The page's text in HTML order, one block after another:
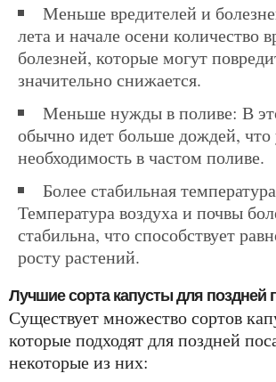
Меньше вредителей и болезней: В конце
лета и начале осени количество
болезней, которые могут
значительно снижается.
Меньше нужды в поливе: В это время года
обычно идет больше дождей,
необходимость в частом поливе.
Более стабильная температура:
Температура воздуха и почвы
стабильна, что способствует
росту растений.
Лучшие сорта капусты для поздней
Существует множество сортов капусты,
которые подходят для поздней
некоторые из них: